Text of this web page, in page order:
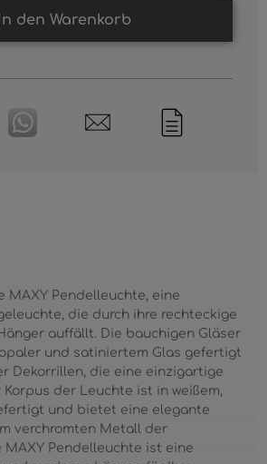
In den Warenkorb
MAXY Pendelleuchte, eine
die durch ihre rechteckige
auffällt. Die bauchigen Gläser
und satiniertem Glas gefertigt
Dekorrillen, die eine einzigartige
der Leuchte ist in weißem,
und bietet eine elegante
verchromten Metall der
MAXY Pendelleuchte ist eine